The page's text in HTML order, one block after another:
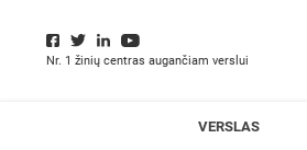
Nr. 1 žinių centras augančiam verslui
VERSLAS